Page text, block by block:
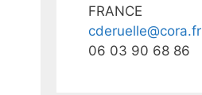
FRANCE
cderuelle@cora.fr
06 03 90 68 86